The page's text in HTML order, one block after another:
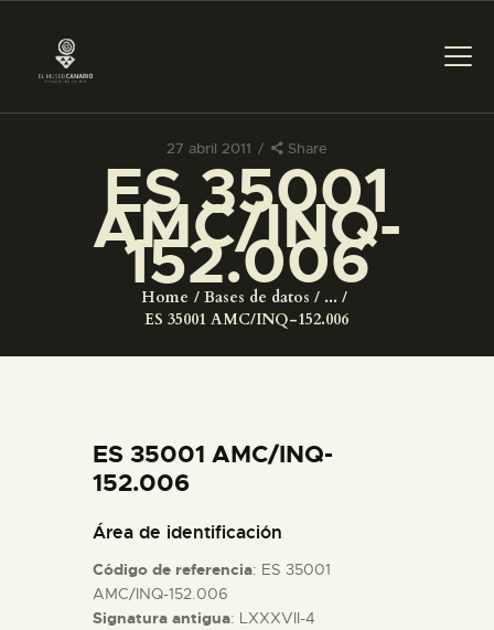
27 abril 2011 Share
ES 35001
AMC/INQ-
152.006
Home Bases de datos
...
ES 35001 AMC/INQ-152.006
PREPARAR LA VISITA
ACTIVIDADES
COLECCIONES
ESPAÑOL
ES 35001 AMC/INQ-
152.006
Área de identificación
Código de referencia: ES 35001
AMC/INQ-152.006
Signatura antigua: LXXXVII-4